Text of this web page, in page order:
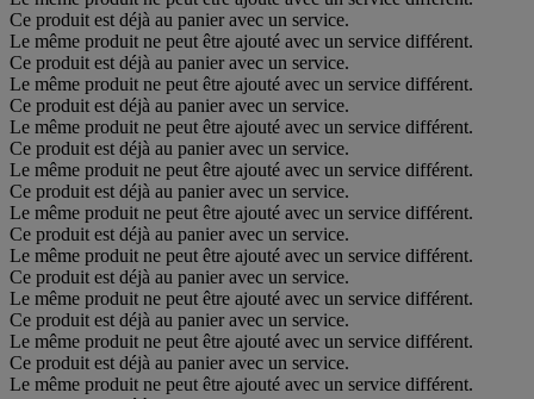
Ce produit est déjà au panier avec un service.
Le même produit ne peut être ajouté avec un service différent.
Ce produit est déjà au panier avec un service.
Le même produit ne peut être ajouté avec un service différent.
Ce produit est déjà au panier avec un service.
Le même produit ne peut être ajouté avec un service différent.
Ce produit est déjà au panier avec un service.
Le même produit ne peut être ajouté avec un service différent.
Ce produit est déjà au panier avec un service.
Le même produit ne peut être ajouté avec un service différent.
Ce produit est déjà au panier avec un service.
Le même produit ne peut être ajouté avec un service différent.
Ce produit est déjà au panier avec un service.
Le même produit ne peut être ajouté avec un service différent.
Ce produit est déjà au panier avec un service.
Le même produit ne peut être ajouté avec un service différent.
Ce produit est déjà au panier avec un service.
Le même produit ne peut être ajouté avec un service différent.